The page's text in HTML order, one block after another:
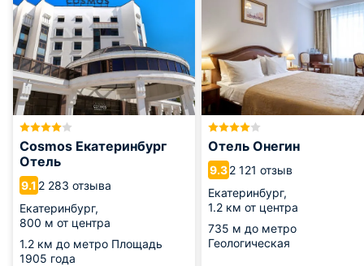
Cosmos Екатеринбург
Отель
9.1 2 283 отзыва
Екатеринбург,
800 м от центра
1.2 км до метро Площадь
1905 года
Отель Онегин
9.32 121 отзыв
Екатеринбург,
1.2 км от центра
735 м до метро
Геологическая